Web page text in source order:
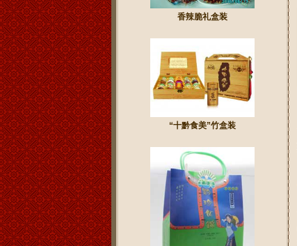
香辣脆礼盒装
“十黔食美”竹盒装